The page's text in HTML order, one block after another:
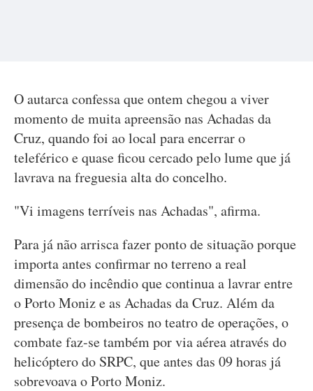
O autarca confessa que ontem chegou a viver
momento de muita apreensão nas Achadas da
Cruz, quando foi ao local para encerrar o
teleférico e quase ficou cercado pelo lume que já
lavrava na freguesia alta do concelho.
"Vi imagens terríveis nas Achadas", afirma.
Para já não arrisca fazer ponto de situação porque
importa antes confirmar no terreno a real
dimensão do incêndio que continua a lavrar entre
o Porto Moniz e as Achadas da Cruz. Além da
presença de bombeiros no teatro de operações, o
combate faz-se também por via aérea através do
helicóptero do SRPC, que antes das 09 horas já
sobrevoava o Porto Moniz.